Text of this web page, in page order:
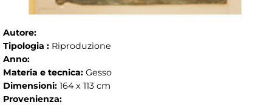
Autore:
Tipologia : Riproduzione
Anno:
Materia e tecnica: Gesso
Dimensioni: 164 x 113 cm
Provenienza: